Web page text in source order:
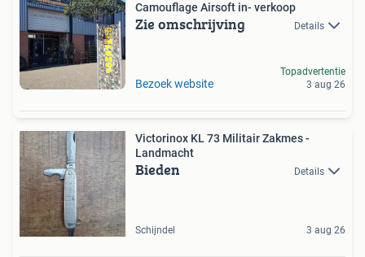
Camouflage Airsoft in- verkoop
Zie omschrijving Details
Bezoek website
Topadvertentie
3 aug 26
Victorinox KL 73 Militair Zakmes -
Landmacht
Bieden Details
Schijndel 3 aug 26